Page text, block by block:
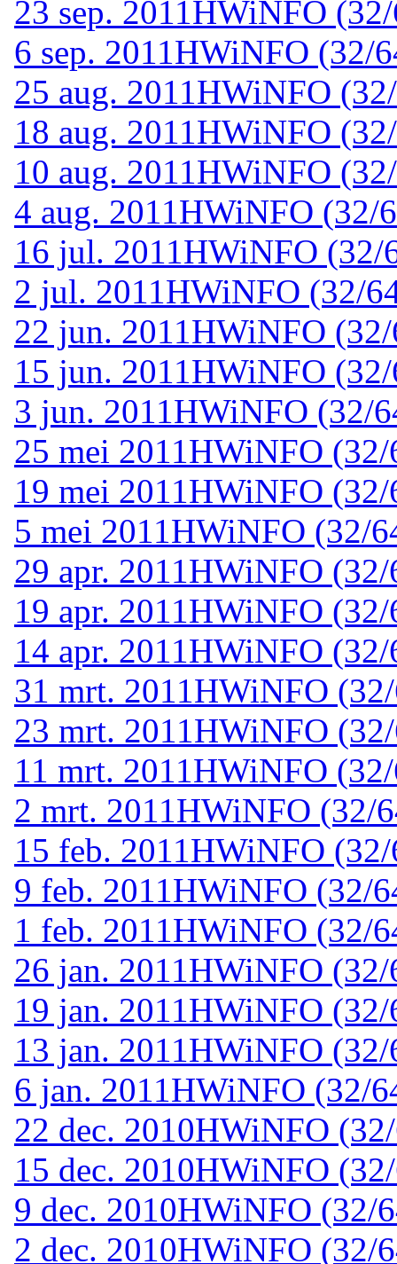
23 sep. 2011 HWiNFO
6 sep. 2011 HWiNFO (32/
25 aug. 2011 HWiNFO
18 aug. 2011 HWiNFO
10 aug. 2011 HWiNFO
4 aug. 2011 HWiNFO (32/
16 jul. 2011 HWiNFO (32/
2 jul. 2011 HWiNFO (32/
22 jun. 2011 HWiNFO
15 jun. 2011 HWiNFO
3 jun. 2011 HWiNFO (32/
25 mei 2011 HWiNFO
19 mei 2011 HWiNFO
5 mei 2011 HWiNFO (32/
29 apr. 2011 HWiNFO
19 apr. 2011 HWiNFO
14 apr. 2011 HWiNFO
31 mrt. 2011 HWiNFO
23 mrt. 2011 HWiNFO
11 mrt. 2011 HWiNFO
2 mrt. 2011 HWiNFO (32/
15 feb. 2011 HWiNFO
9 feb. 2011 HWiNFO (32/
1 feb. 2011 HWiNFO (32/
26 jan. 2011 HWiNFO
19 jan. 2011 HWiNFO
13 jan. 2011 HWiNFO
6 jan. 2011 HWiNFO (32/
22 dec. 2010HWiNFO
15 dec. 2010HWiNFO
9 dec. 2010HWiNFO (32/
2 dec. 2010HWiNFO (32/